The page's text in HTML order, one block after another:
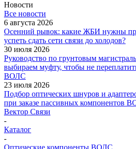
Новости
Все новости
6 августа 2026
Осенний рывок: какие ЖБИ нужны
успеть сдать сети связи до холодов?
30 июля 2026
Руководство по грунтовым
выбираем муфту, чтобы не
ВОЛС
23 июля 2026
Подбор оптических шнуров и
при заказе пассивных компонентов
Вектор Связи
-
Каталог
-
Оптические компоненты ВОЛС